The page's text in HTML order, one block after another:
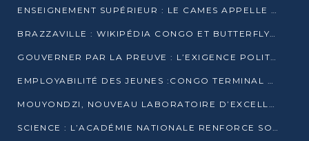
ENSEIGNEMENT SUPÉRIEUR : LE CAMES APPELLE À UNE UNIVERSITÉ AFRICAINE AXÉE SUR L’EMPLOYABILITÉ
BRAZZAVILLE : WIKIPÉDIA CONGO ET BUTTERFLY SCELLENT UN PARTENARIAT POUR STRUCTURER LE BÉNÉVOLAT NUMÉRIQUE
GOUVERNER PAR LA PREUVE : L’EXIGENCE POLITIQUE DU XXIᵉ SIÈCLE
EMPLOYABILITÉ DES JEUNES :CONGO TERMINAL S’ALLIE À L’ESCIC POUR RAPPROCHER L’ÉCOLE DU TERRAIN
MOUYONDZI, NOUVEAU LABORATOIRE D’EXCELLENCE PÉDAGOGIQUE AVEC L’ENFICE
SCIENCE : L’ACADÉMIE NATIONALE RENFORCE SON ÉQUIPE ET TRACE SA FEUILLE DE ROUTE 2026